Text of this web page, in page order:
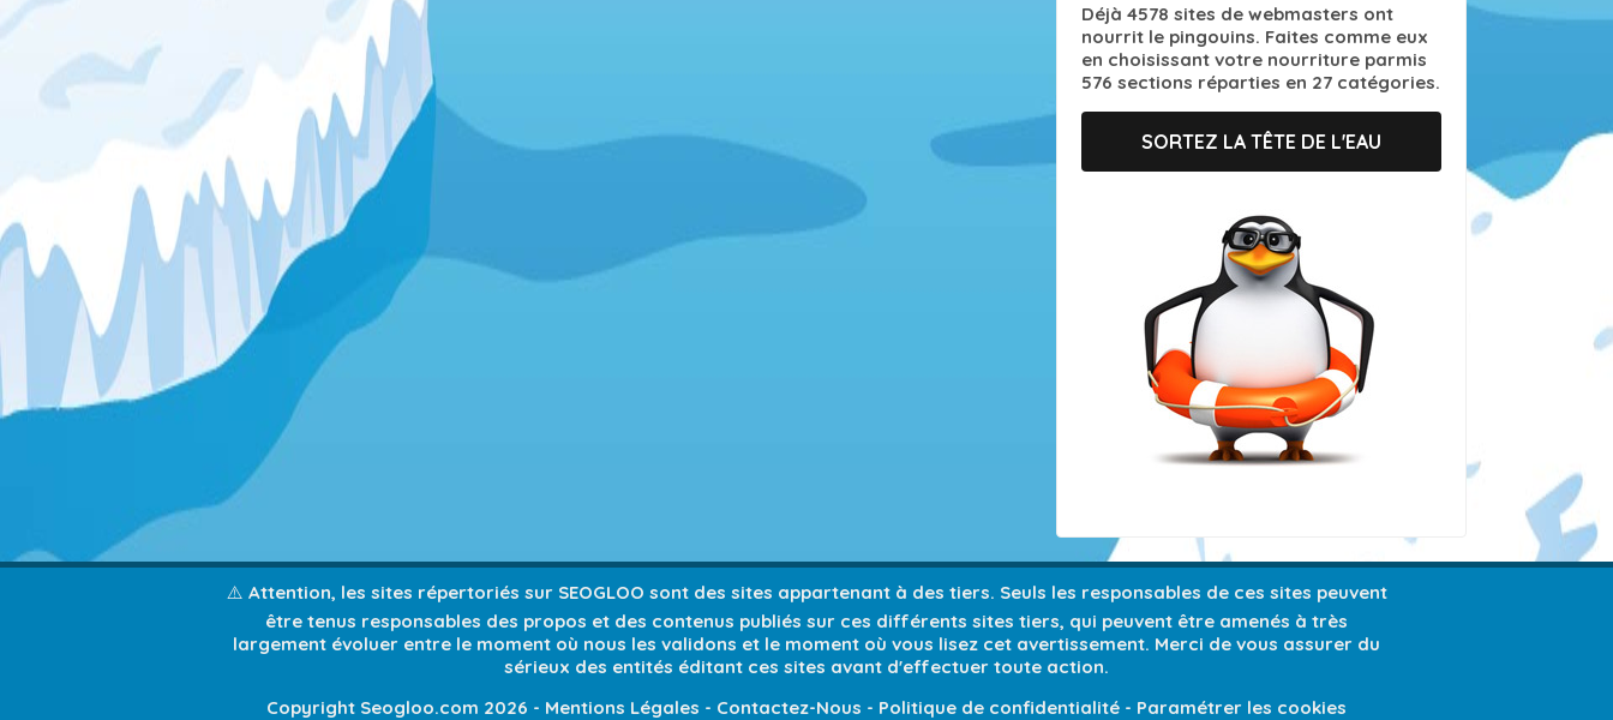
Déjà 4578 sites de webmasters ont
nourrit le pingouins. Faites comme eux
en choisissant votre nourriture parmis
576 sections réparties en 27 catégories.
SORTEZ LA TÊTE DE L'EAU
⚠️ Attention, les sites répertoriés sur SEOGLOO sont des sites appartenant à des tiers. Seuls les responsables de ces sites peuvent
être tenus responsables des propos et des contenus publiés sur ces différents sites tiers, qui peuvent être amenés à très
largement évoluer entre le moment où nous les validons et le moment où vous lisez cet avertissement. Merci de vous assurer du
sérieux des entités éditant ces sites avant d'effectuer toute action.
Copyright Seogloo.com 2026 - Mentions Légales - Contactez-Nous - Politique de confidentialité - Paramétrer les cookies